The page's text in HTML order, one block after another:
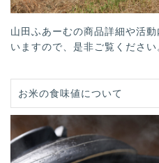
山田ふあーむの商品詳細や活
いますので、是非ご覧ください
お米の食味値について